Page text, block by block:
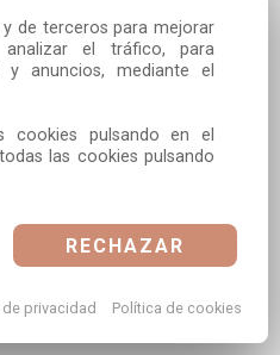
de terceros para mejorar
analizar el tráfico, para
anuncios, mediante el
cookies pulsando en el
las cookies pulsando
RECHAZAR
privacidad Política de cookies